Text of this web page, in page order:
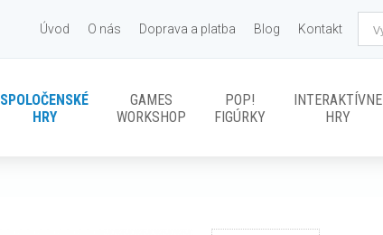
Úvod O nás Doprava a platba Blog Kontakt
SPOLOČENSKÉ
HRY
GAMES
WORKSHOP
POP!
FIGÚRKY
INTERAKTÍVNE
HRY